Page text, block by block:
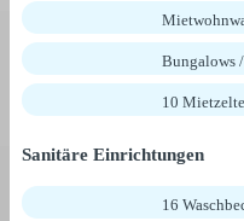
Bungalows
10 Mietzelte
Sanitäre Einrichtungen
16